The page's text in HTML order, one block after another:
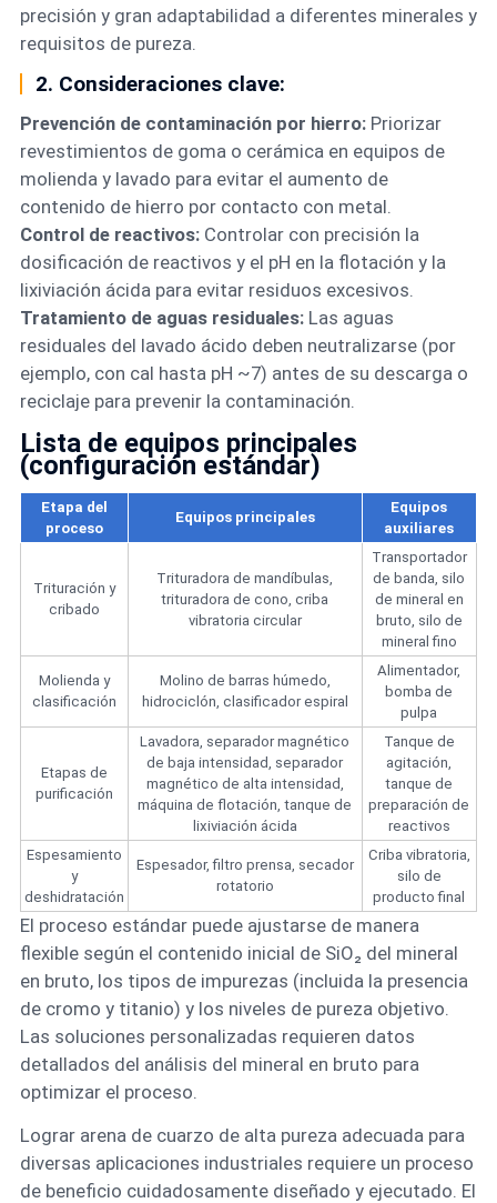
precisión y gran adaptabilidad a diferentes minerales y
requisitos de pureza.
2. Consideraciones clave:
Prevención de contaminación por hierro: Priorizar
revestimientos de goma o cerámica en equipos de
molienda y lavado para evitar el aumento de
contenido de hierro por contacto con metal.
Control de reactivos:Controlar con precisión la
dosificación de reactivos y el pH en la flotación y la
lixiviación ácida para evitar residuos excesivos.
Tratamiento de aguas residuales:Las aguas
residuales del lavado ácido deben neutralizarse (por
ejemplo, con cal hasta pH ~7) antes de su descarga o
reciclaje para prevenir la contaminación.
Lista de equipos principales
(configuración estándar)
Etapa del
proceso
Equipos principales
Equipos
auxiliares
Trituración y
cribado
Trituradora de mandíbulas,
trituradora de cono, criba
vibratoria circular
Transportador
de banda, silo
de mineral en
bruto, silo de
mineral fino
Molienda y
clasificación
Molino de barras húmedo,
hidrociclón, clasificador espiral
Alimentador,
bomba de
pulpa
Etapas de
purificación
Lavadora, separador magnético
de baja intensidad, separador
magnético de alta intensidad,
máquina de flotación, tanque de
lixiviación ácida
Tanque de
agitación,
tanque de
preparación de
reactivos
Espesamiento
y
deshidratación
Espesador, filtro prensa, secador
rotatorio
Criba vibratoria,
silo de
producto final
El proceso estándar puede ajustarse de manera
flexible según el contenido inicial de SiO₂ del mineral
en bruto, los tipos de impurezas (incluida la presencia
de cromo y titanio) y los niveles de pureza objetivo.
Las soluciones personalizadas requieren datos
detallados del análisis del mineral en bruto para
optimizar el proceso.
Lograr arena de cuarzo de alta pureza adecuada para
diversas aplicaciones industriales requiere un proceso
de beneficio cuidadosamente diseñado y ejecutado. El